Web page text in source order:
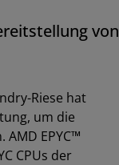
von
Riese hat
um die
EPYC™
CPUs der